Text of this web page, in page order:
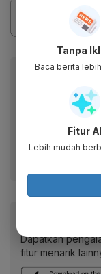
Anda
Baca artikel
Dapatkan
fitur menarik
Tanpa
Baca berita
Fitur AI
Lebih mudah